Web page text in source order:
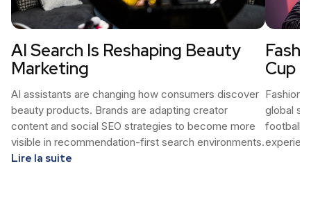
AI Search Is Reshaping Beauty
Marketing
AI assistants are changing how consumers discover
beauty products. Brands are adapting creator
content and social SEO strategies to become more
visible in recommendation-first search environments.
Lire la suite
Cup
Fashion
global
football-